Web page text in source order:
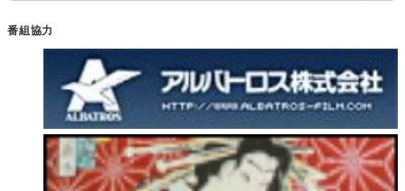
番組協力